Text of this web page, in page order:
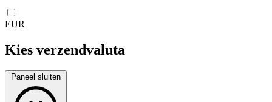
EUR
Kies verzendvaluta
Paneel sluiten